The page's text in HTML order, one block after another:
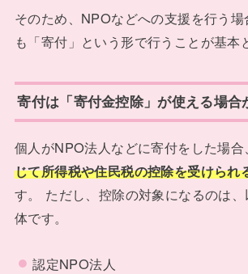
そのため、NPOなどへの支援を行う
も「寄付」という形で行うことが基本
寄付は「寄付金控除」が使える場合
個人がNPO法人などに寄付をした場合、
じて所得税や住民税の控除を受けられ
す。 ただし、控除の対象になるのは
体です。
認定NPO法人